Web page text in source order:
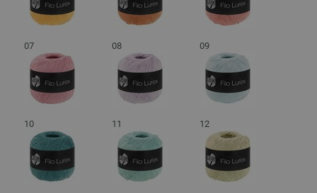
07 08 09
10 11 12